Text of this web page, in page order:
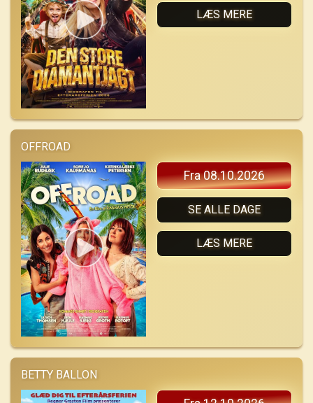
LÆS MERE
OFFROAD
Fra 08.10.2026
SE ALLE DAGE
LÆS MERE
BETTY BALLON